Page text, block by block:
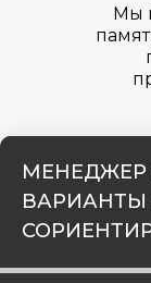
Мы
МЕНЕДЖЕР